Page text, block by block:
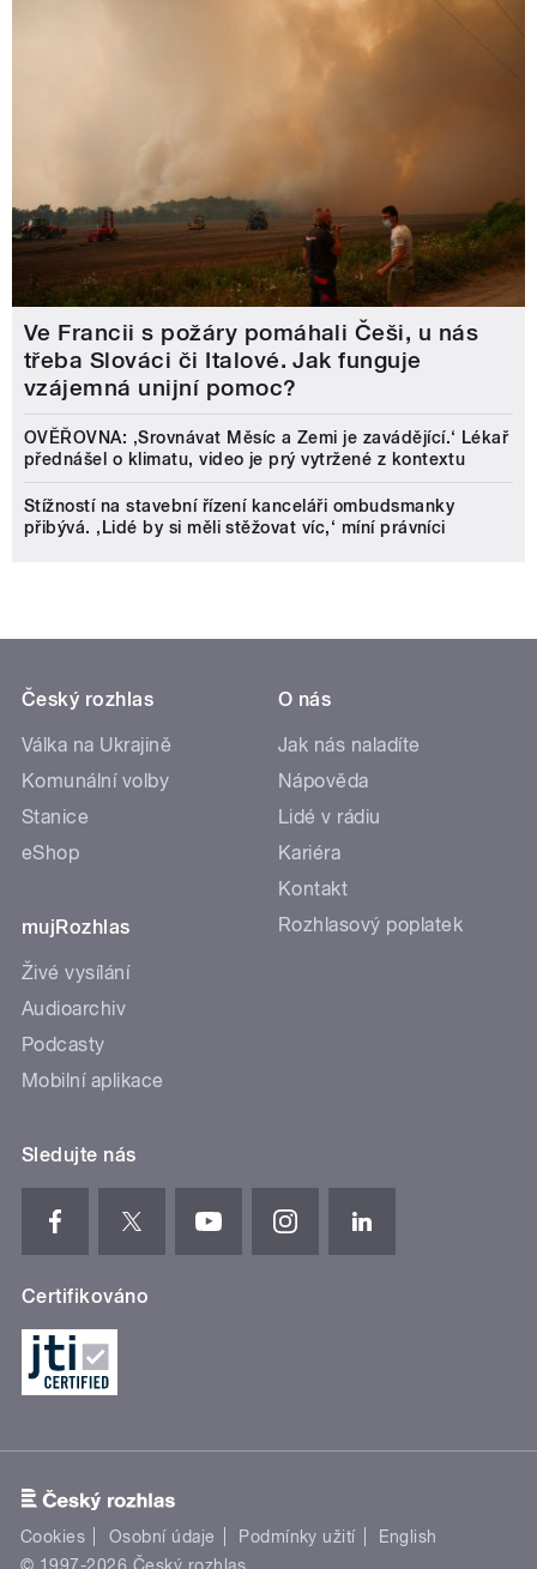
Ve Francii s požáry pomáhali Češi, u nás
třeba Slováci či Italové. Jak funguje
vzájemná unijní pomoc?
OVĚŘOVNA: ‚Srovnávat Měsíc a Zemi je zavádějící.‘ Lékař
přednášel o klimatu, video je prý vytržené z kontextu
Stížností na stavební řízení kanceláři ombudsmanky
přibývá. ‚Lidé by si měli stěžovat víc,‘ míní právníci
Český rozhlas
Válka na Ukrajině
Komunální volby
Stanice
eShop
mujRozhlas
Živé vysílání
Audioarchiv
Podcasty
Mobilní aplikace
O nás
Jak nás naladíte
Nápověda
Lidé v rádiu
Kariéra
Kontakt
Rozhlasový poplatek
Sledujte nás
Certifikováno
Cookies Osobní údaje Podmínky užití
English